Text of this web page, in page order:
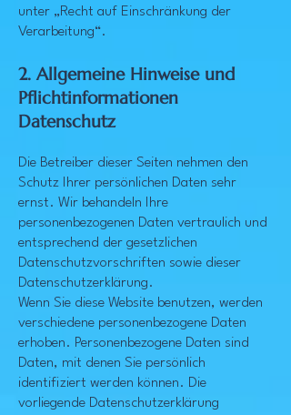
unter „Recht auf Einschränkung der
Verarbeitung“.
2. Allgemeine Hinweise und
Pflichtinformationen
Datenschutz
Die Betreiber dieser Seiten nehmen den
Schutz Ihrer persönlichen Daten sehr
ernst. Wir behandeln Ihre
personenbezogenen Daten vertraulich und
entsprechend der gesetzlichen
Datenschutzvorschriften sowie dieser
Datenschutzerklärung.
Wenn Sie diese Website benutzen, werden
verschiedene personenbezogene Daten
erhoben. Personenbezogene Daten sind
Daten, mit denen Sie persönlich
identifiziert werden können. Die
vorliegende Datenschutzerklärung